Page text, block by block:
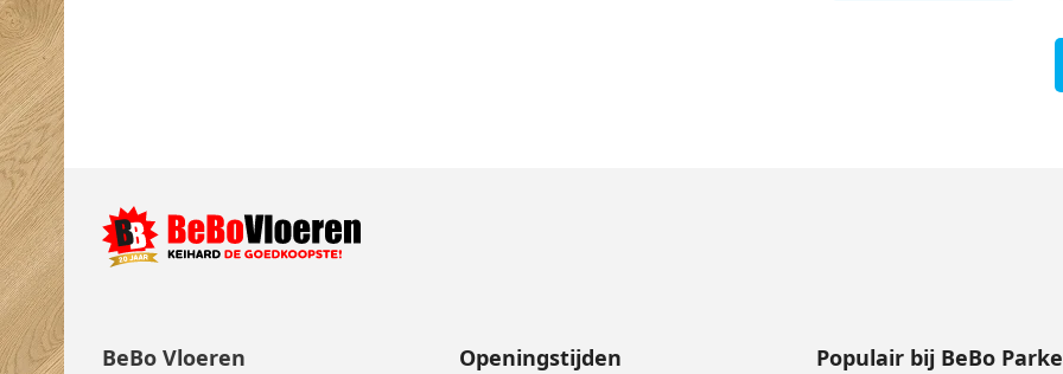
BeBo Vloeren Openingstijden Populair bij BeBo